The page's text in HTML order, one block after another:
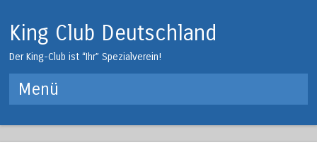
King Club Deutschland
Der King-Club ist “Ihr” Spezialverein!
Menü